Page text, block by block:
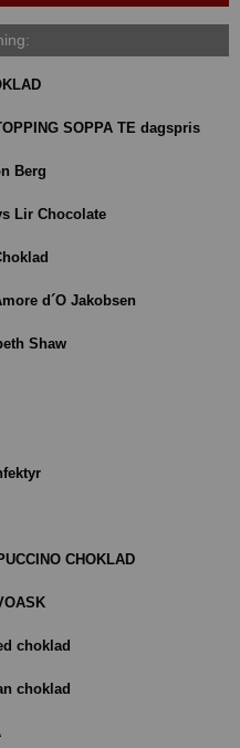
SOPPA TE dagspris
Berg
Lir Chocolate
d´O Jakobsen
Shaw
CHOKLAD
choklad
choklad